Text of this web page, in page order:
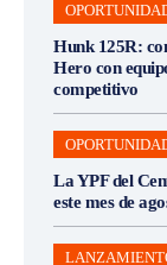
Hunk 125R:
Hero con
competitivo
La YPF del
este mes de